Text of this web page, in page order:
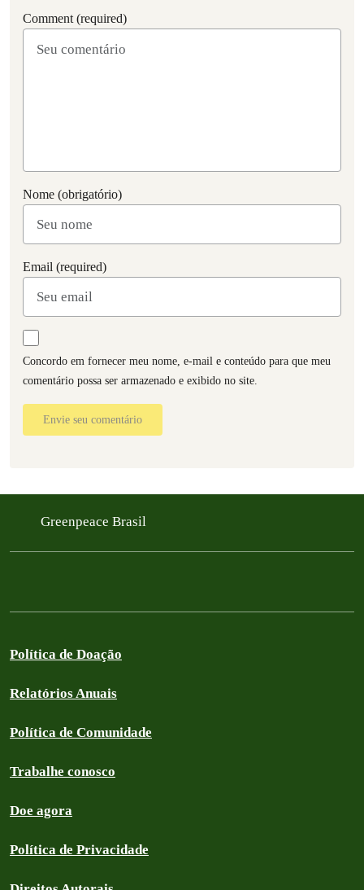
Comment (required)
Nome (obrigatório)
Email (required)
Concordo em fornecer meu nome, e-mail e conteúdo para que meu
comentário possa ser armazenado e exibido no site.
Envie seu comentário
Greenpeace Brasil
Política de Doação
Relatórios Anuais
Política de Comunidade
Trabalhe conosco
Doe agora
Política de Privacidade